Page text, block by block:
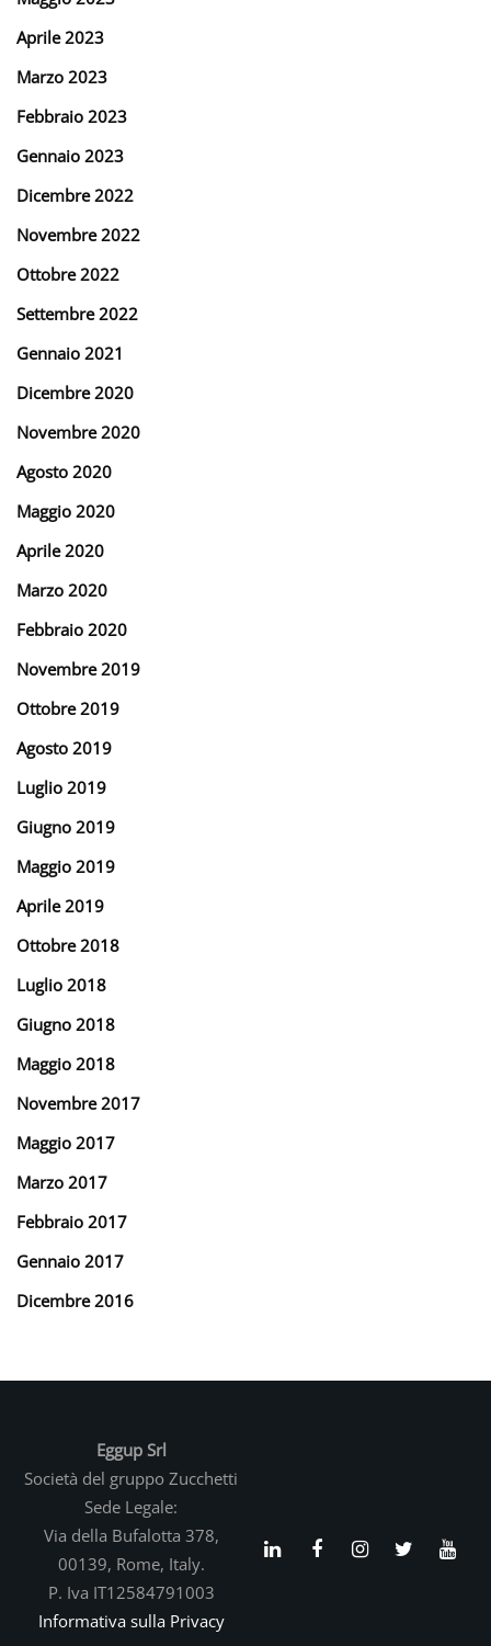
Aprile 2023
Marzo 2023
Febbraio 2023
Gennaio 2023
Dicembre 2022
Novembre 2022
Ottobre 2022
Settembre 2022
Gennaio 2021
Dicembre 2020
Novembre 2020
Agosto 2020
Maggio 2020
Aprile 2020
Marzo 2020
Febbraio 2020
Novembre 2019
Ottobre 2019
Agosto 2019
Luglio 2019
Giugno 2019
Maggio 2019
Aprile 2019
Ottobre 2018
Luglio 2018
Giugno 2018
Maggio 2018
Novembre 2017
Maggio 2017
Marzo 2017
Febbraio 2017
Gennaio 2017
Dicembre 2016
Eggup Srl
Società del gruppo Zucchetti
Sede Legale:
Via della Bufalotta 378,
00139, Rome, Italy.
P. Iva IT12584791003
Informativa sulla Privacy